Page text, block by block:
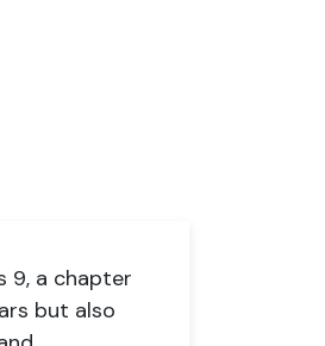
9, a chapter
but also